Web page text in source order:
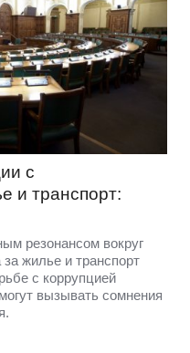
с
и транспорт:
резонансом вокруг
жилье и транспорт
с коррупцией
вызывать сомнения